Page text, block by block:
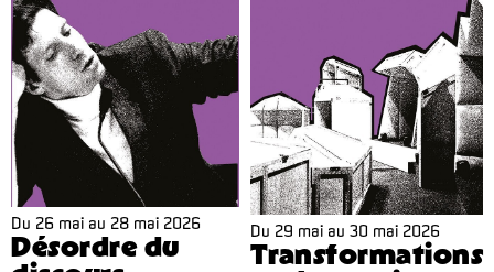
Du 26 mai au 28 mai 2026
Désordre du
Du 29 maiau 30 mai 2026
Transformations